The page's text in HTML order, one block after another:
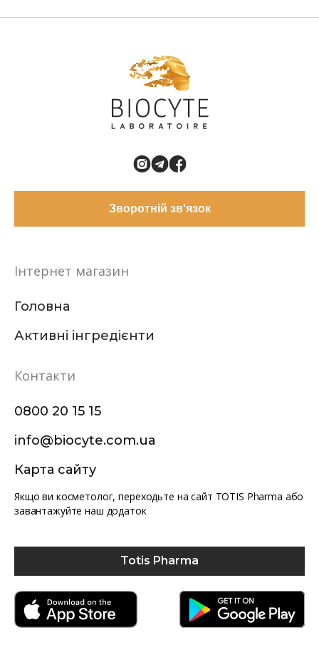
Зворотній зв'язок
Інтернет магазин
Головна
Активні інгредієнти
Контакти
0800 20 15 15
info@biocyte.com.ua
Карта сайту
Якщо ви косметолог, переходьте на сайт TOTIS Pharma або
завантажуйте наш додаток
Totis Pharma